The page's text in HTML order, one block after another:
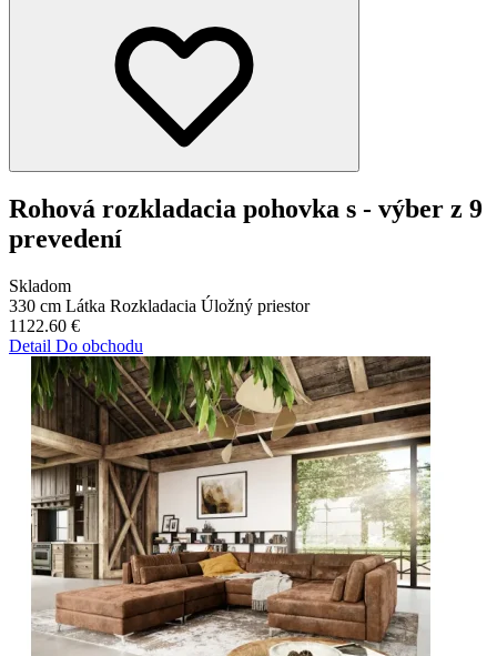
Rohová rozkladacia pohovka s - výber z 9
prevedení
Skladom
330 cm Látka Rozkladacia Úložný priestor
1122.60 €
Detail Do obchodu